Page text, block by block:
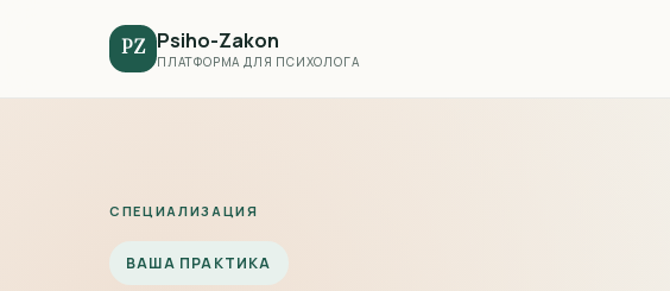
PZ Psiho-Zakon
ПЛАТФОРМА ДЛЯ ПСИХОЛОГА
СПЕЦИАЛИЗАЦИЯ
ВАША ПРАКТИКА